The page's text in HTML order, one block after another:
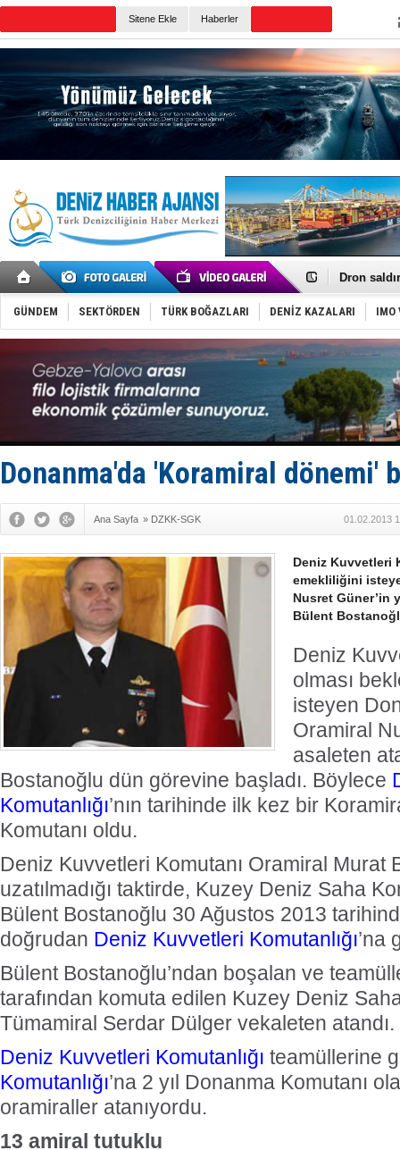
Sitene Ekle Haberler
Gemi
Dron
'REGAL 1'
Gemide 5
Yakıt
Rus
Tatil
Rusya,
Enejota
Denizcilik
Taksi
GÜNDEM SEKTÖRDEN TÜRK BOĞAZLARI DENİZ KAZALARI IMO
Donanma'da 'Koramiral dönemi'
Ana Sayfa » DZKK-SGK 01.02.2013
Deniz Kuvvetleri
emekliliğini
Nusret Güner’in
Bülent
Deniz
olması
isteyen
Oramiral
asaleten
Bostanoğlu dün görevine başladı. Böylece
Komutanlığı’nın tarihinde ilk kez bir
Komutanı oldu.
Deniz Kuvvetleri Komutanı Oramiral Murat
uzatılmadığı taktirde, Kuzey Deniz Saha
Bülent Bostanoğlu 30 Ağustos 2013
doğrudan Deniz Kuvvetleri Komutanlığı’na
Bülent Bostanoğlu’ndan boşalan ve
tarafından komuta edilen Kuzey Deniz Saha
Tümamiral Serdar Dülger vekaleten atandı.
Deniz Kuvvetleri Komutanlığı teamüllerine
Komutanlığı’na 2 yıl Donanma Komutanı
oramiraller atanıyordu.
13 amiral tutuklu